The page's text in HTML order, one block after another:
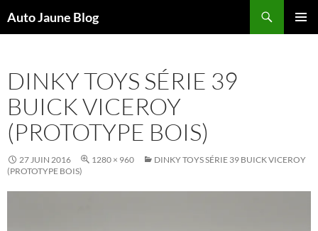
Auto Jaune Blog
DINKY TOYS SÉRIE 39
BUICK VICEROY
(PROTOTYPE BOIS)
27 JUIN 2016 1280 × 960
DINKY TOYS SÉRIE 39 BUICK VICEROY
(PROTOTYPE BOIS)